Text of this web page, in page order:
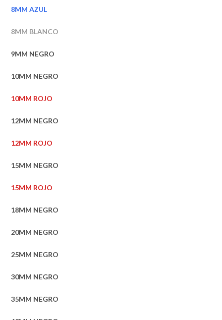
8MM AZUL
8MM BLANCO
9MM NEGRO
10MM NEGRO
10MM ROJO
12MM NEGRO
12MM ROJO
15MM NEGRO
15MM ROJO
18MM NEGRO
20MM NEGRO
25MM NEGRO
30MM NEGRO
35MM NEGRO